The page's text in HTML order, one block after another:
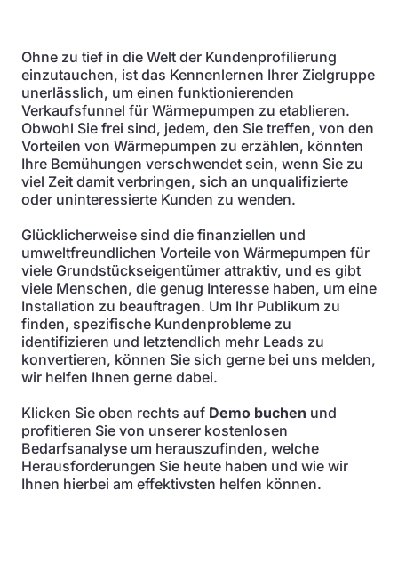
Ohne zu tief in die Welt der Kundenprofilierung
einzutauchen, ist das Kennenlernen Ihrer Zielgruppe
unerlässlich, um einen funktionierenden
Verkaufsfunnel für Wärmepumpen zu etablieren.
Obwohl Sie frei sind, jedem, den Sie treffen, von den
Vorteilen von Wärmepumpen zu erzählen, könnten
Ihre Bemühungen verschwendet sein, wenn Sie zu
viel Zeit damit verbringen, sich an unqualifizierte
oder uninteressierte Kunden zu wenden.
Glücklicherweise sind die finanziellen und
umweltfreundlichen Vorteile von Wärmepumpen für
viele Grundstückseigentümer attraktiv, und es gibt
viele Menschen, die genug Interesse haben, um eine
Installation zu beauftragen. Um Ihr Publikum zu
finden, spezifische Kundenprobleme zu
identifizieren und letztendlich mehr Leads zu
konvertieren, können Sie sich gerne bei uns melden,
wir helfen Ihnen gerne dabei.
Klicken Sie oben rechts auf Demo buchen und
profitieren Sie von unserer kostenlosen
Bedarfsanalyse um herauszufinden, welche
Herausforderungen Sie heute haben und wie wir
Ihnen hierbei am effektivsten helfen können.